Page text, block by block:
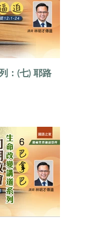
：(七) 耶路